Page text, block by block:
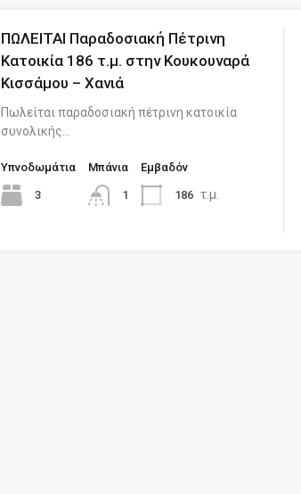
ΠΩΛΕΙΤΑΙ Παραδοσιακή Πέτρινη
Κατοικία 186 τ.μ. στην Κουκουναρά
Κισσάμου – Χανιά
Πωλείται παραδοσιακή πέτρινη κατοικία
συνολικής…
Υπνοδωμάτια
3
Μπάνια
1
Eμβαδόν
186 τ.μ.